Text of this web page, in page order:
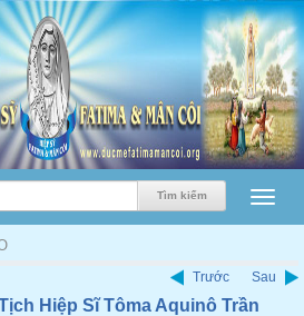
Trước Sau
Hiệp Sĩ Tôma Aquinô Trần